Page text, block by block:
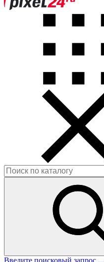
Введите поисковый запрос ...